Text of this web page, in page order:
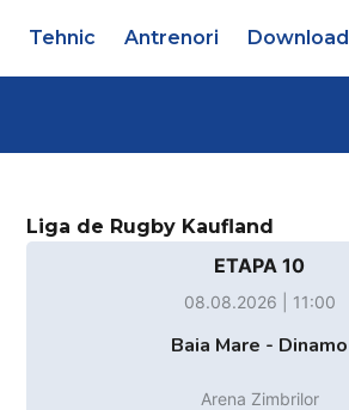
Tehnic Antrenori Download
Liga de Rugby Kaufland
ETAPA 10
08.08.2026 | 11:00
Baia Mare - Dinamo
Arena Zimbrilor